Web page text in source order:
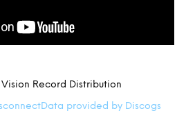
Record Distribution
Data provided by Discogs